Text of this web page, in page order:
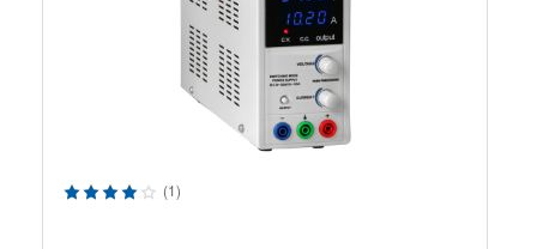
Durchschnittliche Bewertung von 4 von 5 Sternen
(1)